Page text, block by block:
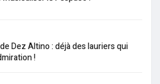
Dez Altino : déjà des lauriers qui
!